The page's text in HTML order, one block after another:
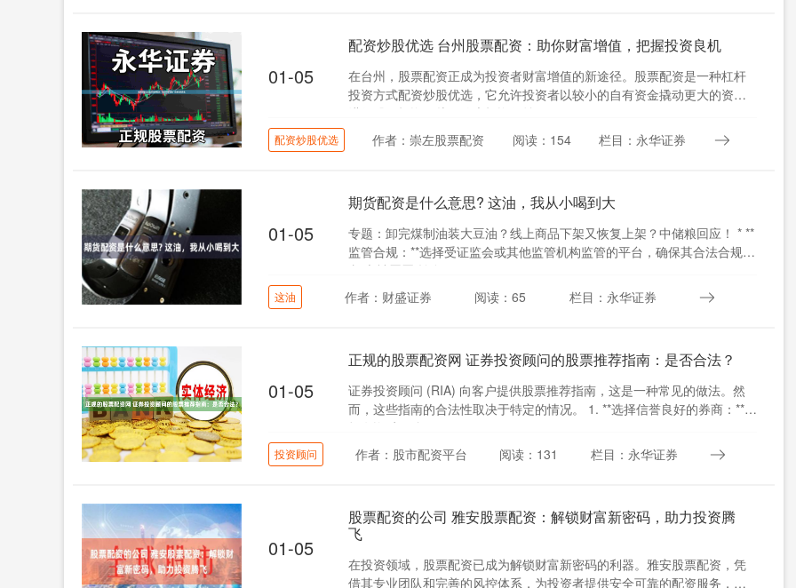
01-05
配资炒股优选 台州股票配资：助你财富增值，把握投资良机
在台州，股票配资正成为投资者财富增值的新途径。股票配资是一种杠杆
投资方式配资炒股优选，它允许投资者以较小的自有资金撬动更大的资金
进行股票投资，从而放大投资收益。....
配资炒股优选 作者：崇左股票配资 阅读：154 栏目：永华证券
01-05
期货配资是什么意思? 这油，我从小喝到大
专题：卸完煤制油装大豆油？线上商品下架又恢复上架？中储粮回应！ * **
监管合规：**选择受证监会或其他监管机构监管的平台，确保其合法合规。
文/六神磊磊 转自....
这油 作者：财盛证券 阅读：65 栏目：永华证券
01-05
正规的股票配资网 证券投资顾问的股票推荐指南：是否合法？
证券投资顾问 (RIA) 向客户提供股票推荐指南，这是一种常见的做法。然
而，这些指南的合法性取决于特定的情况。 1. **选择信誉良好的券商：**选
择有资质、监....
投资顾问 作者：股市配资平台 阅读：131 栏目：永华证券
01-05
股票配资的公司 雅安股票配资：解锁财富新密码，助力投资腾
飞
在投资领域，股票配资已成为解锁财富新密码的利器。雅安股票配资，凭
借其专业团队和完善的风控体系，为投资者提供安全可靠的配资服务，助